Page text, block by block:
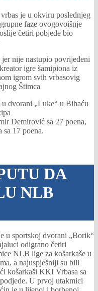
je u okviru poslednjeg
faze ovogovoišnje
četiri pobjede bio
nije nastupio povrijeđeni
igre šamipiona iz
igrom svih vrbasovig
Štimca
dvorani „Luke“ u Bihaću
Demirović sa 27 poena,
17 poena.
DA
NLB
u sportskoj dvorani „Borik“
odigrano četiri
NLB lige za košarkaše u
a najuspješniji su bili
košarkaši KKI Vrbasa sa
U prvoj utakmici